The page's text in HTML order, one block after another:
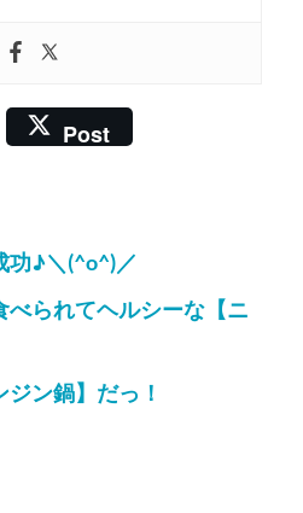
Post
功♪＼(^o^)／
べられてヘルシーな【ニ
ン鍋】だっ！